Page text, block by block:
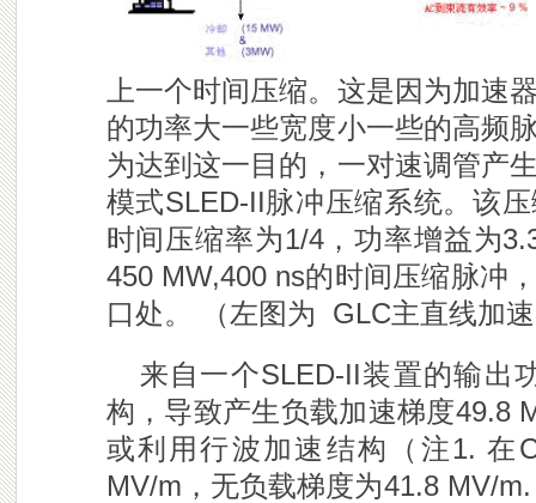
上一个时间压缩。这是因为加速
的功率大一些宽度小一些的高频
为达到这一目的，一对速调管产
模式SLED-II脉冲压缩系统。该
时间压缩率为1/4，功率增益为
450 MW,400 ns的时间压缩脉冲
口处。 （左图为 GLC主直线加
来自一个SLED-II装置的输出
构，导致产生负载加速梯度49.8
或利用行波加速结构（注1. 在
MV/m，无负载梯度为41.8 MV/